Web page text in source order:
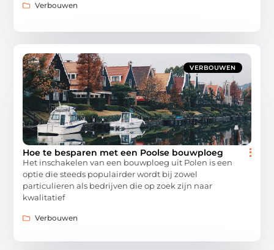
Verbouwen
VERBOUWEN
Hoe te besparen met een Poolse bouwploeg
Het inschakelen van een bouwploeg uit Polen is een
optie die steeds populairder wordt bij zowel
particulieren als bedrijven die op zoek zijn naar
kwalitatief
Verbouwen